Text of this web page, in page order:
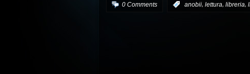
0 Comments anobii, lettura, libreria,